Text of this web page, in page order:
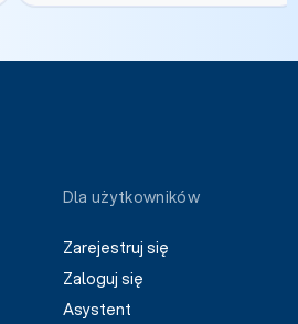
Dla użytkowników
Zarejestruj się
Zaloguj się
Asystent